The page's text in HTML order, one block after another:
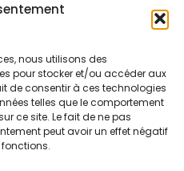
nous utilisons des
pour stocker et/ou accéder aux
de consentir à ces technologies
telles que le comportement
ce site. Le fait de ne pas
peut avoir un effet négatif
sur les réseaux
ou
nos dernières